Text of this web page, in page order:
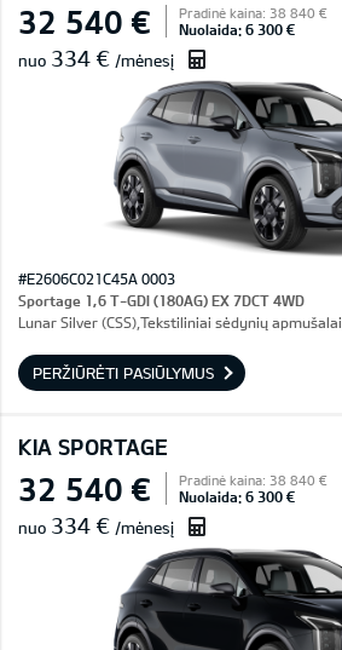
32 540 € Pradinė kaina: 38 840 €
Nuolaida: 6 300 €
nuo 334 € /mėnesį
#E2606C021C45A 0003
Sportage 1,6 T-GDI (180AG) EX 7DCT 4WD
Lunar Silver (CSS),Tekstiliniai sėdynių
PERŽIŪRĖTI PASIŪLYMUS
KIA SPORTAGE
32 540 € Pradinė kaina: 38 840 €
Nuolaida: 6 300 €
nuo 334 € /mėnesį